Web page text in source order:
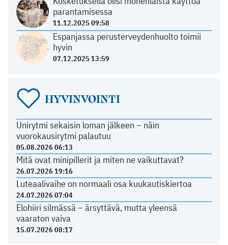
parantamisessa
11.12.2025 09:58
Espanjassa perusterveydenhuolto toimii
hyvin
07.12.2025 13:59
HYVINVOINTI
Unirytmi sekaisin loman jälkeen – näin
vuorokausirytmi palautuu
05.08.2026 06:13
Mitä ovat minipillerit ja miten ne vaikuttavat?
26.07.2026 19:16
Luteaalivaihe on normaali osa kuukautiskiertoa
24.07.2026 07:04
Elohiiri silmässä – ärsyttävä, mutta yleensä
vaaraton vaiva
15.07.2026 08:17